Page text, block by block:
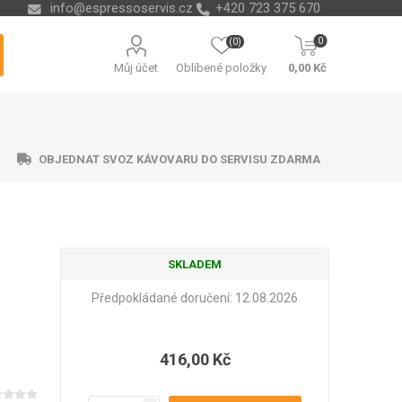
info@espressoservis.cz +420 723 375 670
Můj účet Oblíbené položky
(0) 0
0,00 Kč
Melitta Cleamen
OBJEDNAT SVOZ KÁVOVARU DO SERVISU ZDARMA
SKLADEM
Předpokládané doručení: 12.08.2026
416,00 Kč